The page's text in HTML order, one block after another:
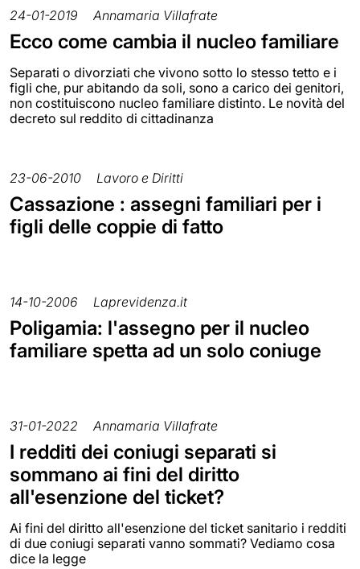
24-01-2019 Annamaria Villafrate
Ecco come cambia il nucleo familiare
Separati o divorziati che vivono sotto lo stesso tetto e i
figli che, pur abitando da soli, sono a carico dei genitori,
non costituiscono nucleo familiare distinto. Le novità del
decreto sul reddito di cittadinanza
23-06-2010 Lavoro e Diritti
Cassazione : assegni familiari per i
figli delle coppie di fatto
14-10-2006 Laprevidenza.it
Poligamia: l'assegno per il nucleo
familiare spetta ad un solo coniuge
31-01-2022 Annamaria Villafrate
I redditi dei coniugi separati si
sommano ai fini del diritto
all'esenzione del ticket?
Ai fini del diritto all'esenzione del ticket sanitario i redditi
di due coniugi separati vanno sommati? Vediamo cosa
dice la legge